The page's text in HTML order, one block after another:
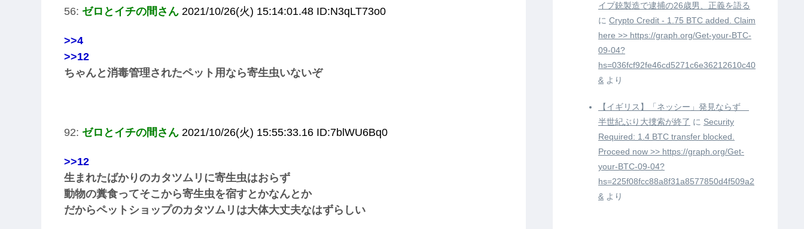
56: ゼロとイチの間さん 2021/10/26(火) 15:14:01.48 ID:N3qLT73o0
>>4
>>12
ちゃんと消毒管理されたペット用なら寄生虫いないぞ
92: ゼロとイチの間さん 2021/10/26(火) 15:55:33.16 ID:7blWU6Bq0
>>12
生まれたばかりのカタツムリに寄生虫はおらず
動物の糞食ってそこから寄生虫を宿すとかなんとか
だからペットショップのカタツムリは大体大丈夫なはずらしい
イプ銃製造で逮捕の26歳男、正義を語る
に Crypto Credit - 1.75 BTC added. Claim
here >> https://graph.org/Get-your-BTC-
09-04?
hs=036fcf92fe46cd5271c6e36212610c40
& より
【イギリス】「ネッシー」発見ならず
半世紀ぶり大捜索が終了 に Security
Required: 1.4 BTC transfer blocked.
Proceed now >> https://graph.org/Get-
your-BTC-09-04?
hs=225f08fcc88a8f31a8577850d4f509a2
& より